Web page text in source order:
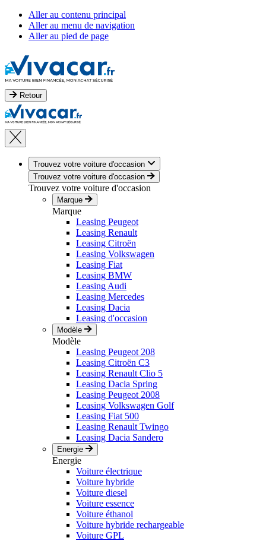
Aller au contenu principal
Aller au menu de navigation
Aller au pied de page
Retour
Trouvez votre voiture d'occasion
Trouvez votre voiture d'occasion
Trouvez votre voiture d'occasion
Marque
Marque
Leasing Peugeot
Leasing Renault
Leasing Citroën
Leasing Volkswagen
Leasing Fiat
Leasing BMW
Leasing Audi
Leasing Mercedes
Leasing Dacia
Leasing d'occasion
Modèle
Modèle
Leasing Peugeot 208
Leasing Citroën C3
Leasing Renault Clio 5
Leasing Dacia Spring
Leasing Peugeot 2008
Leasing Volkswagen Golf
Leasing Fiat 500
Leasing Renault Twingo
Leasing Dacia Sandero
Energie
Energie
Voiture électrique
Voiture hybride
Voiture diesel
Voiture essence
Voiture éthanol
Voiture hybride rechargeable
Voiture GPL